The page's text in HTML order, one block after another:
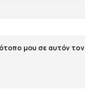
μου σε αυτόν